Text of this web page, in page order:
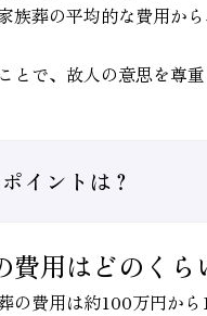
族葬の平均的な費用か
とで、故人の意思を尊
イントは？
用はどのくら
の費用は約100万円か